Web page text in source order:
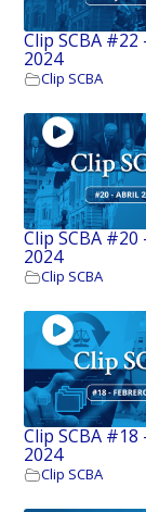
Clip SCBA #22
2024
Clip SCBA
Clip SCBA #20
2024
Clip SCBA
Clip SCBA
2024
Clip SCBA